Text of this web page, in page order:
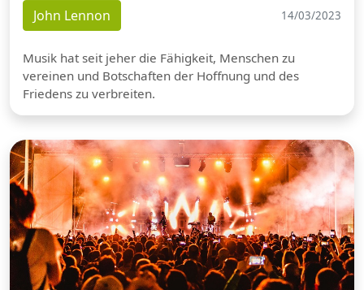
John Lennon 14/03/2023
Musik hat seit jeher die Fähigkeit, Menschen zu
vereinen und Botschaften der Hoffnung und des
Friedens zu verbreiten.